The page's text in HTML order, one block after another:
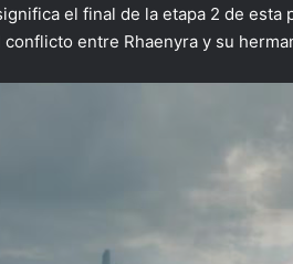
el final de la etapa 2 de
conflicto entre Rhaenyra y su